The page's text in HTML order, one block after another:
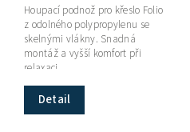
Detail
Houpací podnož pro křeslo Folio
z odolného polypropylenu se
skelnými vlákny. Snadná
montáž a vyšší komfort při
relaxaci.